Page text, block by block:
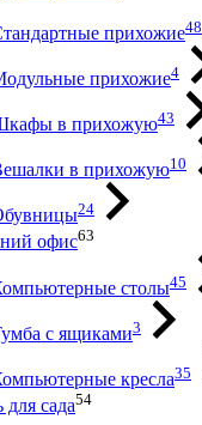
прихожие48
прихожие4
в прихожую43
в прихожую10
24
офис63
столы45
с ящиками3
кресла35
сада54